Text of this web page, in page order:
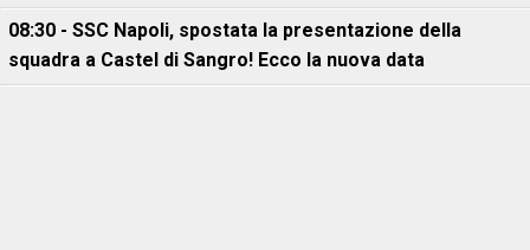
08:30 - SSC Napoli, spostata la presentazione della
squadra a Castel di Sangro! Ecco la nuova data